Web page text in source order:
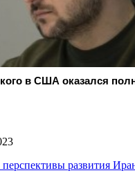
в США оказался
развития